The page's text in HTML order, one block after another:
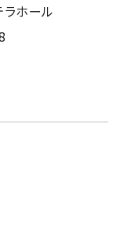
T2000GC
誌
ホール